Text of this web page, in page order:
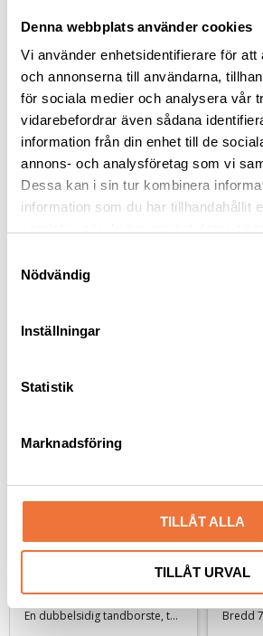
Denna webbplats använder cookies
Vi använder enhetsidentifierare för att
och annonserna till användarna,
för sociala medier och analysera vår
vidarebefordrar även sådana
information från din enhet till de
annons- och analysföretag som vi
Dessa kan i sin tur kombinera
information som du har tillhandahållit
Nödvändig
Inställningar
Statistik
Marknadsföring
TILLÅT ALLA
TILLÅT URVAL
Vetbed stuvbitar
Tjocklek ca 28 mm. Finns i tre storlekar
Show
Endast
Senaste besökta
för hund
En dubbelsidig tandborste, två fingertandborstar och tandkräm med mintsmak
Show
- lila
Bredd